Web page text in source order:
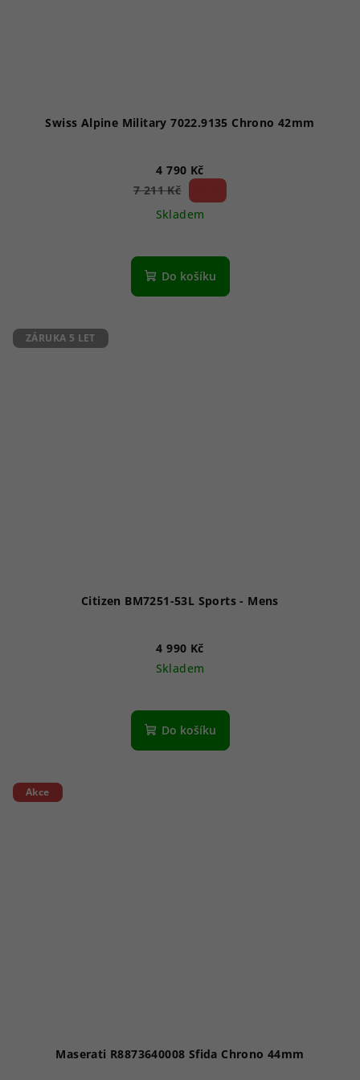
Swiss Alpine Military 7022.9135 Chrono 42mm
4 790 Kč
7 211 Kč
Skladem
Do košíku
ZÁRUKA 5 LET
Citizen BM7251-53L Sports - Mens
4 990 Kč
Skladem
Do košíku
Akce
Maserati R8873640008 Sfida Chrono 44mm